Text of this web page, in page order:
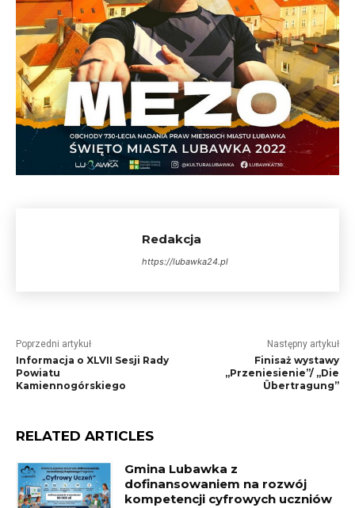
Redakcja
https://lubawka24.pl
Poprzedni artykuł
Informacja o XLVII Sesji Rady
Powiatu
Kamiennogórskiego
Następny artykuł
Finisaż wystawy
„Przeniesienie”/ „Die
Übertragung”
RELATED ARTICLES
Gmina Lubawka z
dofinansowaniem na rozwój
kompetencji cyfrowych uczniów